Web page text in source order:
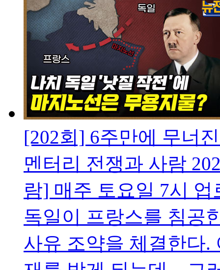
[202회] 6주만에 무너
멘터리 전쟁과 사람
람] 매주 토요일 7시
독일이 프랑스를 침공
사유 조약을 체결한다.